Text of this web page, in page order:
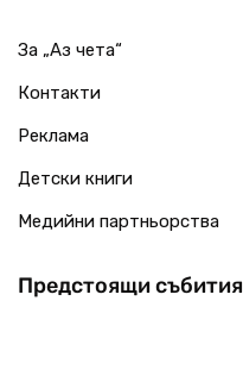
За „Аз чета“
Контакти
Реклама
Детски книги
Медийни партньорства
Предстоящи събития